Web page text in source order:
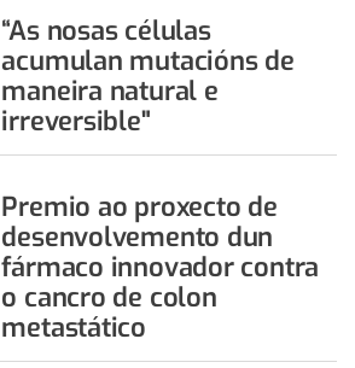
“As nosas células
acumulan mutacións de
maneira natural e
irreversible"
Premio ao proxecto de
desenvolvemento dun
fármaco innovador contra
o cancro de colon
metastático